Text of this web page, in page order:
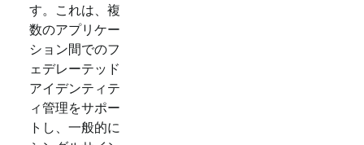
す。これは、複
数のアプリケー
ション間でのフ
ェデレーテッド
アイデンティテ
ィ管理をサポー
トし、一般的に